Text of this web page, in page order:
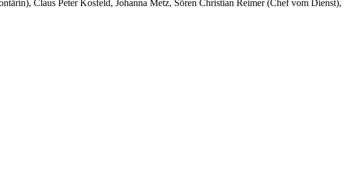
Claus Peter Kosfeld, Johanna Metz, Sören Christian Reimer (Chef vom Dienst),